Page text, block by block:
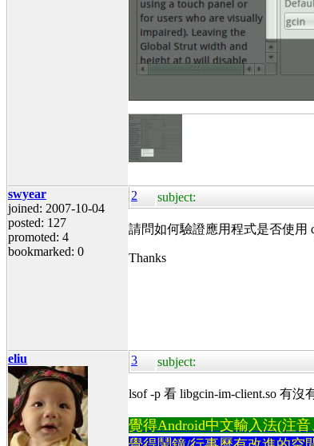
swyear
joined: 2007-10-04
posted: 127
promoted: 4
bookmarked: 0
2 subject:
請問如何驗證應用程式是否使用
Thanks
eliu 3 subject:
lsof -p 看 libgcin-im-client.so 有沒
覺得Android中文輸入法(注